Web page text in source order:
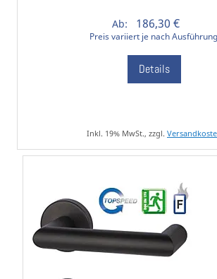
Ab: 186,30 €
Preis variiert je nach
Details
Inkl. 19% MwSt., zzgl.